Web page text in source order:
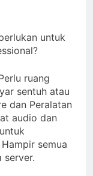
game
speaker
DAC-
speaker
Pelegrina
untuk
ruang
sentuh atau
dan Peralatan
audio dan
semua
server.